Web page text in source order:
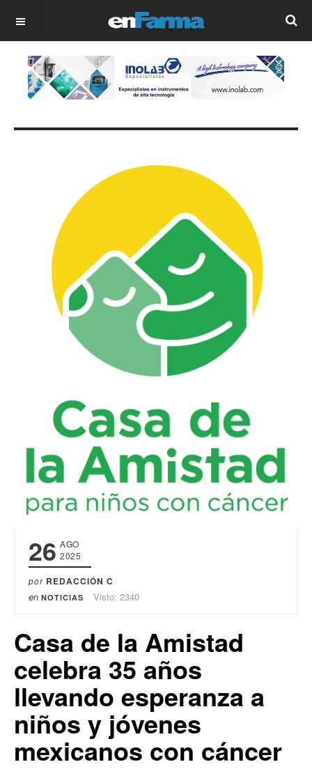
OFF CANVAS
26 AGO
2025
por REDACCIÓN C
en NOTICIAS Visto: 2340
Casa de la Amistad
celebra 35 años
llevando esperanza a
niños y jóvenes
mexicanos con cáncer